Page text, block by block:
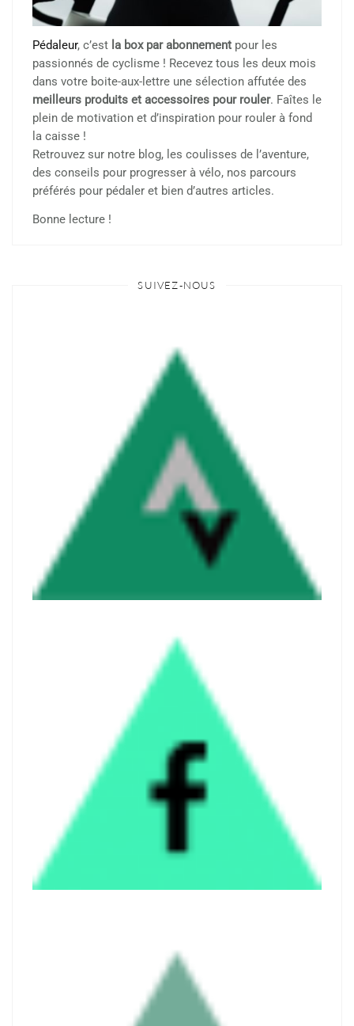
Pédaleur, c’est la box par abonnement pour les
passionnés de cyclisme ! Recevez tous les deux mois
dans votre boite-aux-lettre une sélection affutée des
meilleurs produits et accessoires pour rouler. Faîtes le
plein de motivation et d’inspiration pour rouler à fond
la caisse !
Retrouvez sur notre blog, les coulisses de l’aventure,
des conseils pour progresser à vélo, nos parcours
préférés pour pédaler et bien d’autres articles.
Bonne lecture !
SUIVEZ-NOUS